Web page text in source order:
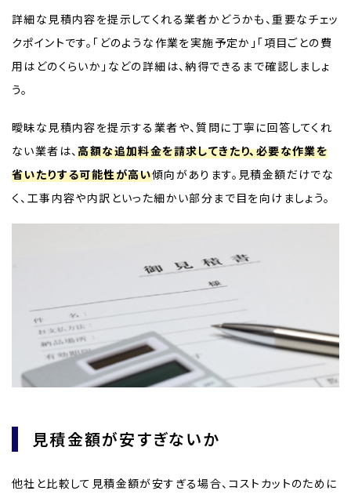
詳細な見積内容を提示してくれる業者かどうかも、重要なチェッ
クポイントです。「どのような作業を実施予定か」「項目ごとの費
用はどのくらいか」などの詳細は、納得できるまで確認しましょ
う。
曖昧な見積内容を提示する業者や、質問に丁寧に回答してくれ
ない業者は、高額な追加料金を請求してきたり、必要な作業を
省いたりする可能性が高い傾向があります。見積金額だけでな
く、工事内容や内訳といった細かい部分まで目を向けましょう。
見積金額が安すぎないか
他社と比較して見積金額が安すぎる場合、コストカットのために